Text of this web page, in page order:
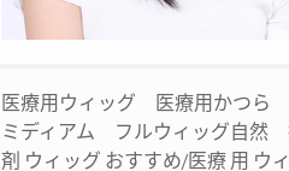
医療用ウィッグ 医療用かつら
ミディアム フルウィッグ自然
剤 ウィッグ おすすめ/医療 用 ウ